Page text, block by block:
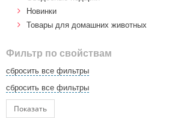
Новинки
Товары для домашних животных
Фильтр по свойствам
сбросить все фильтры
сбросить все фильтры
Показать